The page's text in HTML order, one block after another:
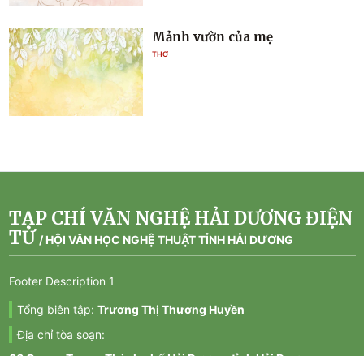
Mảnh vườn của mẹ
THƠ
TẠP CHÍ VĂN NGHỆ HẢI DƯƠNG ĐIỆN
TỬ /HỘI VĂN HỌC NGHỆ THUẬT TỈNH HẢI DƯƠNG
Footer Description 1
Tổng biên tập: Trương Thị Thương Huyền
Địa chỉ tòa soạn: